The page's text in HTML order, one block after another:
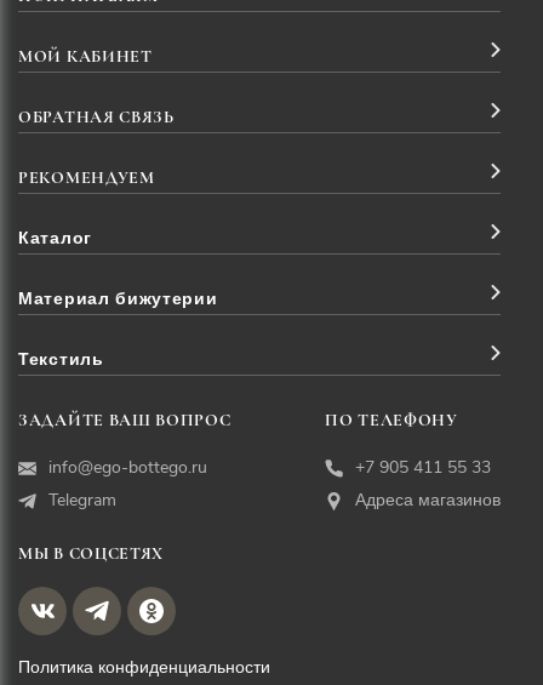
МОЙ КАБИНЕТ
ОБРАТНАЯ СВЯЗЬ
РЕКОМЕНДУЕМ
Каталог
Материал бижутерии
Текстиль
ЗАДАЙТЕ ВАШ ВОПРОС
info@ego-bottego.ru
Telegram
ПО ТЕЛЕФОНУ
+7 905 411 55 33
Адреса магазинов
МЫ В СОЦСЕТЯХ
Политика конфиденциальности